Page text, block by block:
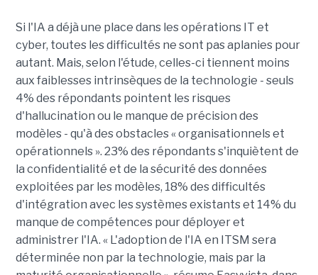
Si l'IA a déjà une place dans les opérations IT et
cyber, toutes les difficultés ne sont pas aplanies pour
autant. Mais, selon l'étude, celles-ci tiennent moins
aux faiblesses intrinsèques de la technologie - seuls
4% des répondants pointent les risques
d'hallucination ou le manque de précision des
modèles - qu'à des obstacles « organisationnels et
opérationnels ». 23% des répondants s'inquiètent de
la confidentialité et de la sécurité des données
exploitées par les modèles, 18% des difficultés
d'intégration avec les systèmes existants et 14% du
manque de compétences pour déployer et
administrer l'IA. « L'adoption de l'IA en ITSM sera
déterminée non par la technologie, mais par la